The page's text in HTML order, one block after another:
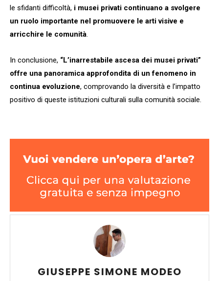
le sfidanti difficoltà, i musei privati continuano a svolgere
un ruolo importante nel promuovere le arti visive e
arricchire le comunità.
In conclusione, “L’inarrestabile ascesa dei musei privati”
offre una panoramica approfondita di un fenomeno in
continua evoluzione, comprovando la diversità e l’impatto
positivo di queste istituzioni culturali sulla comunità sociale.
GIUSEPPE SIMONE MODEO